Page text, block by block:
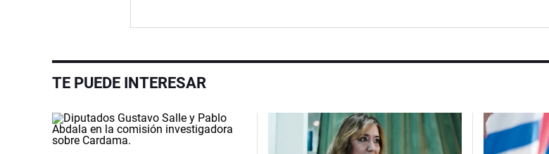
TE PUEDE INTERESAR